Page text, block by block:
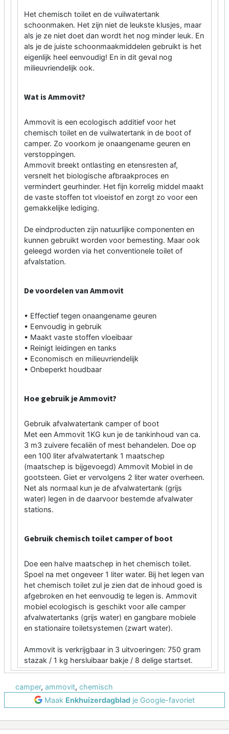
Het chemisch toilet en de vuilwatertank
schoonmaken. Het zijn niet de leukste klusjes, maar
als je ze niet doet dan wordt het nog minder leuk. En
als je de juiste schoonmaakmiddelen gebruikt is het
eigenlijk heel eenvoudig! En in dit geval nog
milieuvriendelijk ook.
Wat is Ammovit?
Ammovit is een ecologisch additief voor het
chemisch toilet en de vuilwatertank in de boot of
camper. Zo voorkom je onaangename geuren en
verstoppingen.
Ammovit breekt ontlasting en etensresten af,
versnelt het biologische afbraakproces en
vermindert geurhinder. Het fijn korrelig middel maakt
de vaste stoffen tot vloeistof en zorgt zo voor een
gemakkelijke lediging.
De eindproducten zijn natuurlijke componenten en
kunnen gebruikt worden voor bemesting. Maar ook
geleegd worden via het conventionele toilet of
afvalstation.
De voordelen van Ammovit
• Effectief tegen onaangename geuren
• Eenvoudig in gebruik
• Maakt vaste stoffen vloeibaar
• Reinigt leidingen en tanks
• Economisch en milieuvriendelijk
• Onbeperkt houdbaar
Hoe gebruik je Ammovit?
Gebruik afvalwatertank camper of boot
Met een Ammovit 1KG kun je de tankinhoud van ca.
3 m3 zuivere fecaliën of mest behandelen. Doe op
een 100 liter afvalwatertank 1 maatschep
(maatschep is bijgevoegd) Ammovit Mobiel in de
gootsteen. Giet er vervolgens 2 liter water overheen.
Net als normaal kun je de afvalwatertank (grijs
water) legen in de daarvoor bestemde afvalwater
stations.
Gebruik chemisch toilet camper of boot
Doe een halve maatschep in het chemisch toilet.
Spoel na met ongeveer 1 liter water. Bij het legen van
het chemisch toilet zul je zien dat de inhoud goed is
afgebroken en het eenvoudig te legen is. Ammovit
mobiel ecologisch is geschikt voor alle camper
afvalwatertanks (grijs water) en gangbare mobiele
en stationaire toiletsystemen (zwart water).
Ammovit is verkrijgbaar in 3 uitvoeringen: 750 gram
stazak / 1 kg hersluibaar bakje / 8 delige startset.
camper, ammovit, chemisch
Maak Enkhuizerdagblad je Google-favoriet